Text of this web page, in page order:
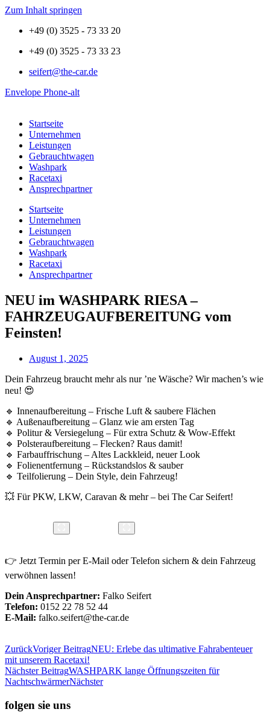
Zum Inhalt springen
+49 (0) 3525 - 73 33 20
+49 (0) 3525 - 73 33 23
seifert@the-car.de
Envelope Phone-alt
Startseite
Unternehmen
Leistungen
Gebrauchtwagen
Washpark
Racetaxi
Ansprechpartner
Startseite
Unternehmen
Leistungen
Gebrauchtwagen
Washpark
Racetaxi
Ansprechpartner
NEU im WASHPARK RIESA –
FAHRZEUGAUFBEREITUNG vom
Feinsten!
August 1, 2025
Dein Fahrzeug braucht mehr als nur ’ne Wäsche? Wir machen’s wie
neu! 😍
🔹 Innenaufbereitung – Frische Luft & saubere Flächen
🔹 Außenaufbereitung – Glanz wie am ersten Tag
🔹 Politur & Versiegelung – Für extra Schutz & Wow-Effekt
🔹 Polsteraufbereitung – Flecken? Raus damit!
🔹 Farbauffrischung – Altes Lackkleid, neuer Look
🔹 Folienentfernung – Rückstandslos & sauber
🔹 Teilfolierung – Dein Style, dein Fahrzeug!
💥 Für PKW, LKW, Caravan & mehr – bei The Car Seifert!
👉 Jetzt Termin per E-Mail oder Telefon sichern & dein Fahrzeug
verwöhnen lassen!
Dein Ansprechpartner: Falko Seifert
Telefon: 0152 22 78 52 44
E-Mail: falko.seifert@the-car.de
ZurückVoriger BeitragNEU: Erlebe das ultimative Fahrabenteuer
mit unserem Racetaxi!
Nächster BeitragWASHPARK lange Öffnungszeiten für
NachtschwärmerNächster
folgen sie uns